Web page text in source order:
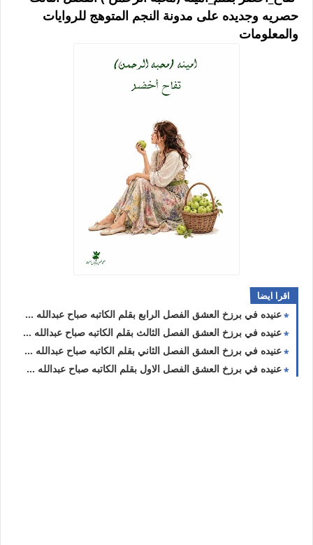
حصريه وجديده على مدونة النجم المتوهج للروايات
والمعلومات
اقرا ايضا
عنيده في برزخ العشق الفصل الرابع بقلم الكاتبه صباح عبدالله حصريه وجديده
عنيده في برزخ العشق الفصل الثالث بقلم الكاتبه صباح عبدالله حصريه وجديده
عنيده في برزخ العشق الفصل الثاني بقلم الكاتبه صباح عبدالله حصريه وجديده
عنيده في برزخ العشق الفصل الاول بقلم الكاتبه صباح عبدالله حصريه وجديده